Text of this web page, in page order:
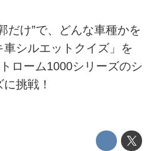
だけ”で、どんな車種かを
シルエットクイズ」を
ローム1000シリーズのシ
挑戦！